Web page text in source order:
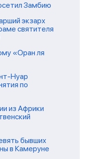
Замбию
экзарх
святителя
«Оран ля
Нуар
по
из Африки
бывших
в Камеруне